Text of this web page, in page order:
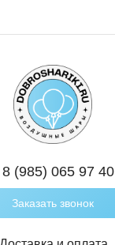
8 (985) 065 97 40
Заказать звонок